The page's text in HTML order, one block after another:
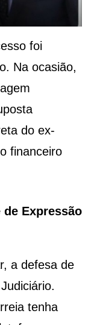
foi
Na ocasião,
do ex-
financeiro
Expressão
a defesa de
tenha